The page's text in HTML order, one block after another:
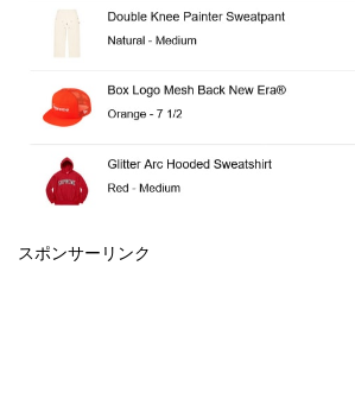
スポンサーリンク